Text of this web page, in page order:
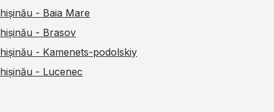
- Baia Mare
- Brasov
- Kamenets-podolskiy
- Lucenec